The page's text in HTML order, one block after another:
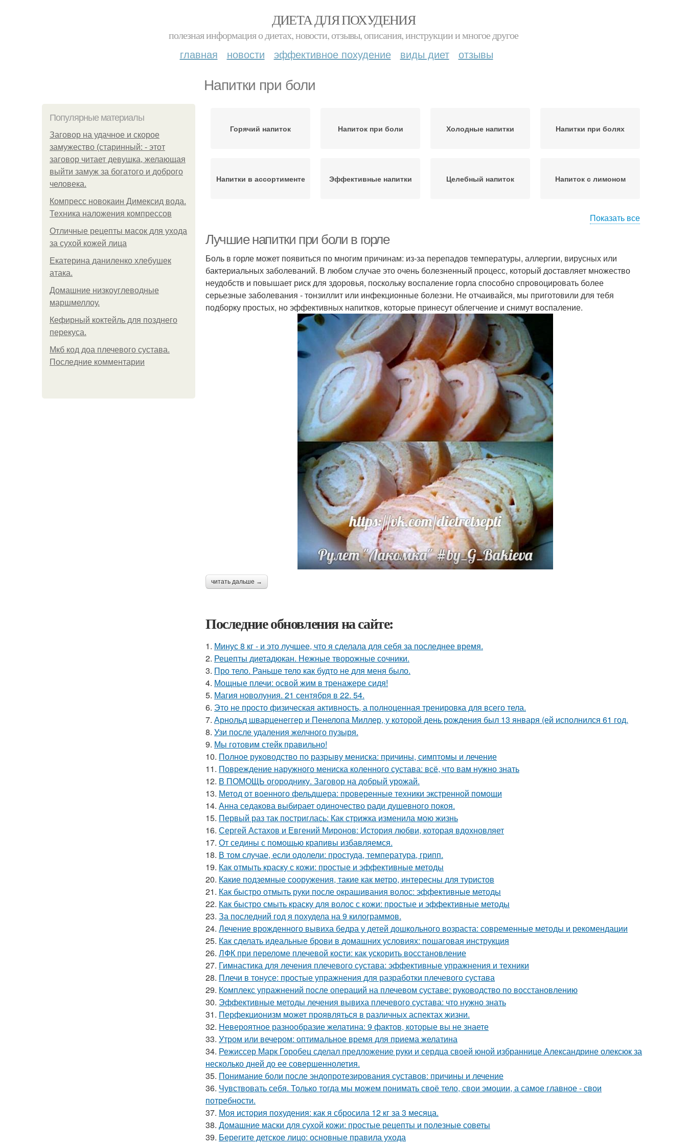
ДИЕТА ДЛЯ ПОХУДЕНИЯ
полезная информация о диетах, новости, отзывы, описания, инструкции и многое другое
главная новости эффективное похудение виды диет отзывы
Напитки при боли
Популярные материалы
Заговор на удачное и скорое
замужество (старинный: - этот
заговор читает девушка, желающая
выйти замуж за богатого и доброго
человека.
Компресс новокаин Димексид вода.
Техника наложения компрессов
Отличные рецепты масок для ухода
за сухой кожей лица
Екатерина даниленко хлебушек
атака.
Домашние низкоуглеводные
маршмеллоу.
Кефирный коктейль для позднего
перекуса.
Мкб код доа плечевого сустава.
Последние комментарии
Горячий напиток Напиток при боли Холодные напитки Напитки при болях
Напитки в ассортименте Эффективные напитки Целебный напиток Напиток с лимоном
Показать все
Лучшие напитки при боли в горле
Боль в горле может появиться по многим причинам: из-за перепадов температуры, аллергии, вирусных или
бактериальных заболеваний. В любом случае это очень болезненный процесс, который доставляет множество
неудобств и повышает риск для здоровья, поскольку воспаление горла способно спровоцировать более
серьезные заболевания - тонзиллит или инфекционные болезни. Не отчаивайся, мы приготовили для тебя
подборку простых, но эффективных напитков, которые принесут облегчение и снимут воспаление.
читать дальше →
Последние обновления на сайте:
1. Минус 8 кг - и это лучшее, что я сделала для себя за последнее время.
2. Рецепты диетадюкан. Нежные творожные сочники.
3. Про тело. Раньше тело как будто не для меня было.
4. Мощные плечи: освой жим в тренажере сидя!
5. Магия новолуния. 21 сентября в 22. 54.
6. Это не просто физическая активность, а полноценная тренировка для всего тела.
7. Арнольд шварценеггер и Пенелопа Миллер, у которой день рождения был 13 января (ей исполнился 61 год.
8. Узи после удаления желчного пузыря.
9. Мы готовим стейк правильно!
10. Полное руководство по разрыву мениска: причины, симптомы и лечение
11. Повреждение наружного мениска коленного сустава: всё, что вам нужно знать
12. В ПОМОЩЬ огороднику. Заговор на добрый урожай.
13. Метод от военного фельдшера: проверенные техники экстренной помощи
14. Анна седакова выбирает одиночество ради душевного покоя.
15. Первый раз так постриглась: Как стрижка изменила мою жизнь
16. Сергей Астахов и Евгений Миронов: История любви, которая вдохновляет
17. От седины с помощью крапивы избавляемся.
18. В том случае, если одолели: простуда, температура, грипп.
19. Как отмыть краску с кожи: простые и эффективные методы
20. Какие подземные сооружения, такие как метро, интересны для туристов
21. Как быстро отмыть руки после окрашивания волос: эффективные методы
22. Как быстро смыть краску для волос с кожи: простые и эффективные методы
23. За последний год я похудела на 9 килограммов.
24. Лечение врожденного вывиха бедра у детей дошкольного возраста: современные методы и рекомендации
25. Как сделать идеальные брови в домашних условиях: пошаговая инструкция
26. ЛФК при переломе плечевой кости: как ускорить восстановление
27. Гимнастика для лечения плечевого сустава: эффективные упражнения и техники
28. Плечи в тонусе: простые упражнения для разработки плечевого сустава
29. Комплекс упражнений после операций на плечевом суставе: руководство по восстановлению
30. Эффективные методы лечения вывиха плечевого сустава: что нужно знать
31. Перфекционизм может проявляться в различных аспектах жизни.
32. Невероятное разнообразие желатина: 9 фактов, которые вы не знаете
33. Утром или вечером: оптимальное время для приема желатина
34. Режиссер Марк Горобец сделал предложение руки и сердца своей юной избраннице Александрине олексюк за
несколько дней до ее совершеннолетия.
35. Понимание боли после эндопротезирования суставов: причины и лечение
36. Чувствовать себя. Только тогда мы можем понимать своё тело, свои эмоции, а самое главное - свои
потребности.
37. Моя история похудения: как я сбросила 12 кг за 3 месяца.
38. Домашние маски для сухой кожи: простые рецепты и полезные советы
39. Берегите детское лицо: основные правила ухода